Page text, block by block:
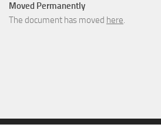
Moved Permanently
The document has moved here.